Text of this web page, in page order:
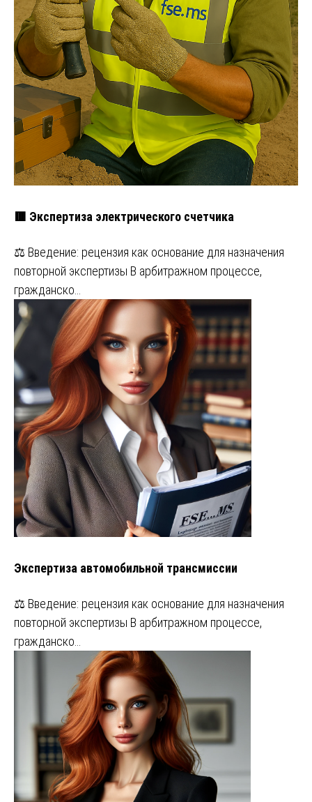
🟥 Экспертиза электрического счетчика
⚖️ Введение: рецензия как основание для назначения
повторной экспертизы В арбитражном процессе,
гражданско…
Экспертиза автомобильной трансмиссии
⚖️ Введение: рецензия как основание для назначения
повторной экспертизы В арбитражном процессе,
гражданско…